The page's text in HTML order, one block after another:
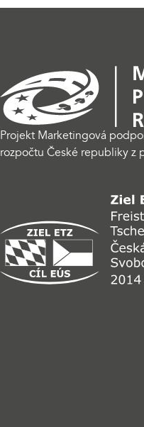
Projekt Marketingová
rozpočtu České republiky z